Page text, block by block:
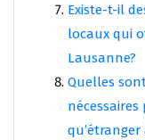
Existe-t-il
locaux qui
Lausanne?
Quelles